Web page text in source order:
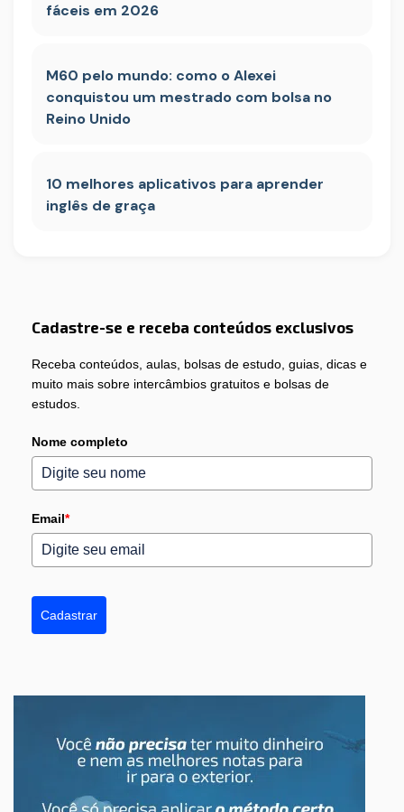
fáceis em 2026
M60 pelo mundo: como o Alexei
conquistou um mestrado com bolsa no
Reino Unido
10 melhores aplicativos para aprender
inglês de graça
Cadastre-se e receba conteúdos exclusivos
Receba conteúdos, aulas, bolsas de estudo, guias, dicas e
muito mais sobre intercâmbios gratuitos e bolsas de
estudos.
Nome completo
Email*
Cadastrar